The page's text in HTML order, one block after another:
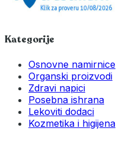
Kategorije
Osnovne namirnice
Organski proizvodi
Zdravi napici
Posebna ishrana
Lekoviti dodaci
Kozmetika i higijena